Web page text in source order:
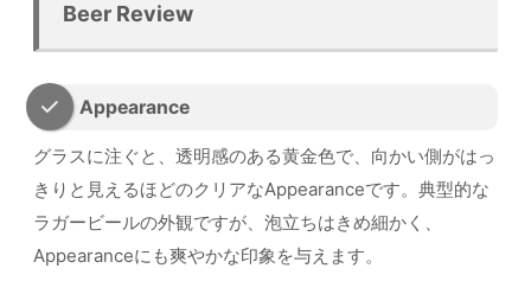
Beer Review
Appearance
グラスに注ぐと、透明感のある黄金色で、向かい側がはっ
きりと見えるほどのクリアなAppearanceです。典型的な
ラガービールの外観ですが、泡立ちはきめ細かく、
Appearanceにも爽やかな印象を与えます。